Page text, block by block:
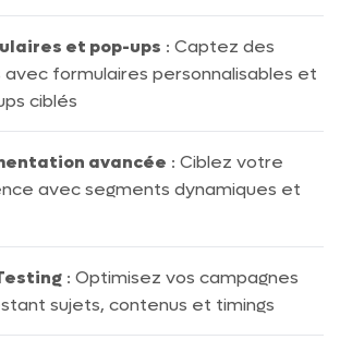
et pop-ups : Captez des
avec formulaires personnalisables et
ciblés
avancée : Ciblez votre
avec segments dynamiques et
: Optimisez vos campagnes
sujets, contenus et timings